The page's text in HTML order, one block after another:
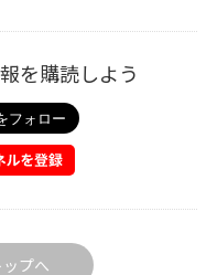
を購読しよう
プへ